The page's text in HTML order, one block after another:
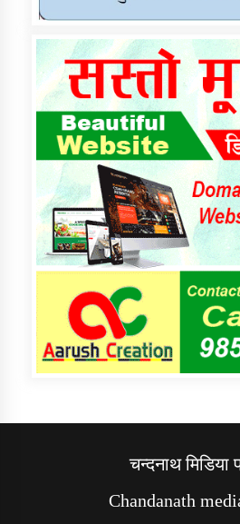
चन्दनाथ मिडिया
Chandanath